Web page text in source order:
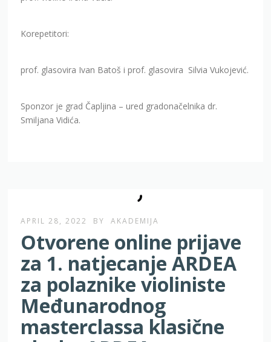
AKADEMIJA
Otvorene online prijave
za 1. natjecanje ARDEA
za polaznike violiniste
Međunarodnog
masterclassa klasične
glazbe ARDEA